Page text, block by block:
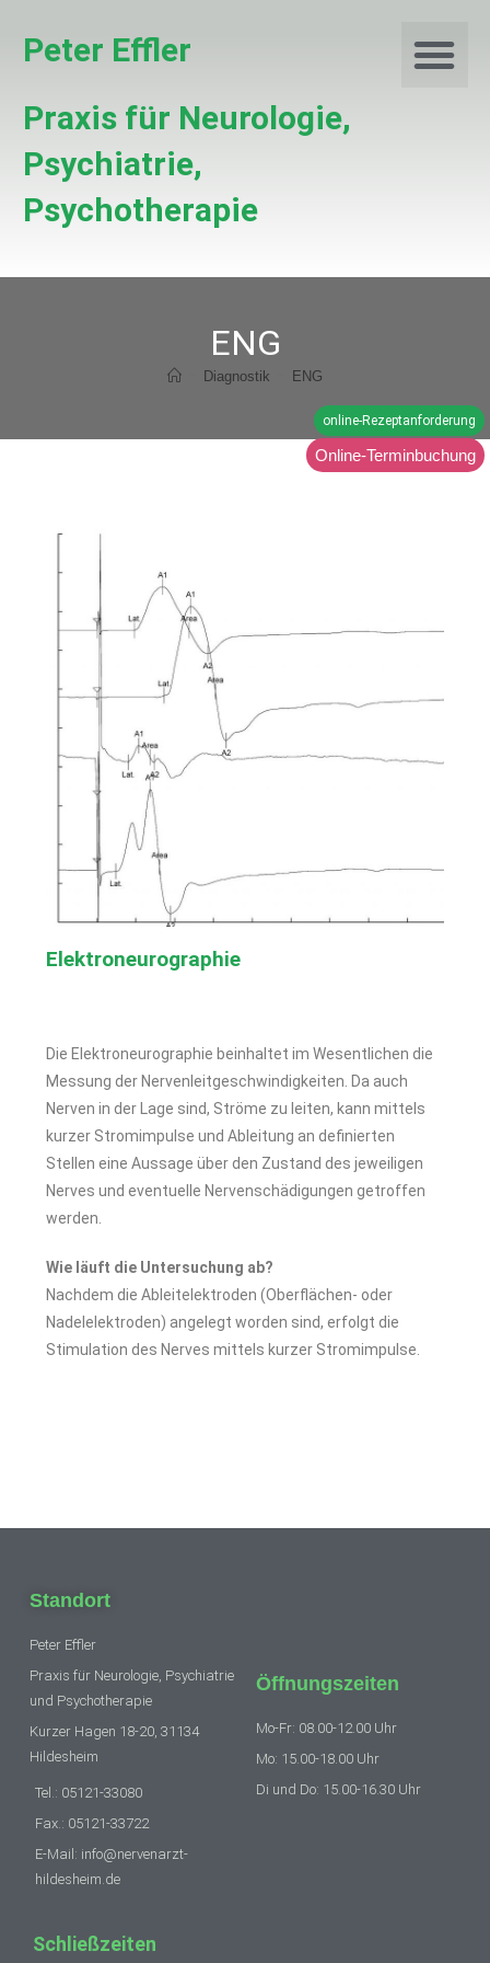
Peter Effler
Praxis für Neurologie,
Psychiatrie,
Psychotherapie
ENG
Diagnostik ENG
online-Rezeptanforderung
Elektroneurographie
Die Elektroneurographie beinhaltet im Wesentlichen die
Messung der Nervenleitgeschwindigkeiten. Da auch
Nerven in der Lage sind, Ströme zu leiten, kann mittels
kurzer Stromimpulse und Ableitung an definierten
Stellen eine Aussage über den Zustand des jeweiligen
Nerves und eventuelle Nervenschädigungen getroffen
werden.
Wie läuft die Untersuchung ab?
Nachdem die Ableitelektroden (Oberflächen- oder
Nadelelektroden) angelegt worden sind, erfolgt die
Stimulation des Nerves mittels kurzer Stromimpulse.
Online-Terminbuchung
Standort
Peter Effler
Praxis für Neurologie, Psychiatrie
und Psychotherapie
Kurzer Hagen 18-20, 31134
Hildesheim
Tel.: 05121-33080
Fax.: 05121-33722
E-Mail: info@nervenarzt-
hildesheim.de
Öffnungszeiten
Mo-Fr: 08.00-12.00 Uhr
Mo: 15.00-18.00 Uhr
Di und Do: 15.00-16.30 Uhr
Schließzeiten